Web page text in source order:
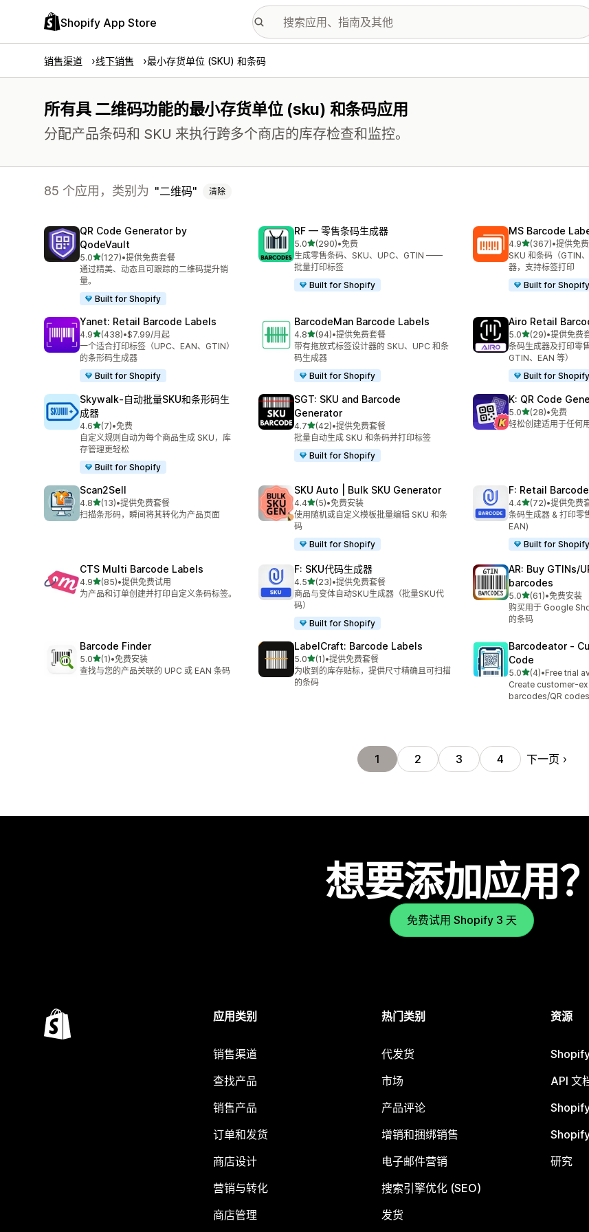
Shopify App Store
销售渠道 线下销售 最小存货单位 (SKU) 和条码
所有具 二维码功能的最小存货单位 (sku) 和条码应用
分配产品条码和 SKU 来执行跨多个商店的库存检查和监控。
85 个应用，类别为 二维码 清除
QR Code Generator by
QodeVault
5.0星（满分 5 星）
(127)
总共 127 条评论
•提供免费套餐
通过精美、动态且可跟踪的二维码提升销
量。
Built for Shopify
RF — 零售条码生成器
5.0星（满分 5 星）
(290)
总共 290 条评论
•免费
生成零售条码、SKU、UPC、GTIN ——
批量打印标签
Built for Shopify
MS Barcode
4.9星（满分 5 星）
(367)
总共 367 条评论
•提供免
SKU 和条码（GTIN
器，支持标签打印
Built for Shopify
Yanet: Retail Barcode Labels
4.9星（满分 5 星）
(438)
总共 438 条评论
•$7.99/月起
一个适合打印标签（UPC、EAN、GTIN）
的条形码生成器
Built for Shopify
BarcodeMan Barcode Labels
4.8星（满分 5 星）
(94)
总共 94 条评论
•提供免费套餐
带有拖放式标签设计器的 SKU、UPC 和条
码生成器
Built for Shopify
Airo Retail
5.0星（满分 5 星）
(29)
总共 29 条评论
•提供免费
条码生成器及打印零
GTIN、EAN 等）
Built for Shopify
Skywalk‑自动批量SKU和条形码生
成器
4.6星（满分 5 星）
(7)
总共 7 条评论
•免费
自定义规则自动为每个商品生成 SKU，库
存管理更轻松
Built for Shopify
SGT: SKU and Barcode
Generator
4.7星（满分 5 星）
(42)
总共 42 条评论
•提供免费套餐
批量自动生成 SKU 和条码并打印标签
Built for Shopify
K: QR Code
5.0星（满分 5 星）
(28)
总共 28 条评论
•免费
轻松创建适用于任何
Scan2Sell
4.8星（满分 5 星）
(13)
总共 13 条评论
•提供免费套餐
扫描条形码，瞬间将其转化为产品页面
SKU Auto | Bulk SKU Generator
4.4星（满分 5 星）
(5)
总共 5 条评论
•免费安装
使用随机或自定义模板批量编辑 SKU 和条
码
Built for Shopify
F: Retail
4.4星（满分 5 星）
(72)
总共 72 条评论
•提供免费
条码生成器 & 打印零
EAN)
Built for Shopify
CTS Multi Barcode Labels
4.9星（满分 5 星）
(85)
总共 85 条评论
•提供免费试用
为产品和订单创建并打印自定义条码标签。
F: SKU代码生成器
4.5星（满分 5 星）
(23)
总共 23 条评论
•提供免费套餐
商品与变体自动SKU生成器（批量SKU代
码）
Built for Shopify
AR: Buy GTINs/
barcodes
5.0星（满分 5 星）
(61)
总共 61 条评论
•免费安装
购买用于 Google
的条码
Barcode Finder
5.0星（满分 5 星）
(1)
总共 1 条评论
•免费安装
查找与您的产品关联的 UPC 或 EAN 条码
LabelCraft: Barcode Labels
5.0星（满分 5 星）
(1)
总共 1 条评论
•提供免费套餐
为收到的库存贴标，提供尺寸精确且可扫描
的条码
Barcodeator ‑
Code
5.0星（满分 5 星）
(4)
总共 4 条评论
•Free trial
Create customer-
barcodes/QR
1 2 3 4 下一页
想要添加应用？
免费试用 Shopify 3 天
应用类别
销售渠道
查找产品
销售产品
订单和发货
商店设计
营销与转化
商店管理
热门类别
代发货
市场
产品评论
增销和捆绑销售
电子邮件营销
搜索引擎优化 (SEO)
发货
资源
API 文
研究